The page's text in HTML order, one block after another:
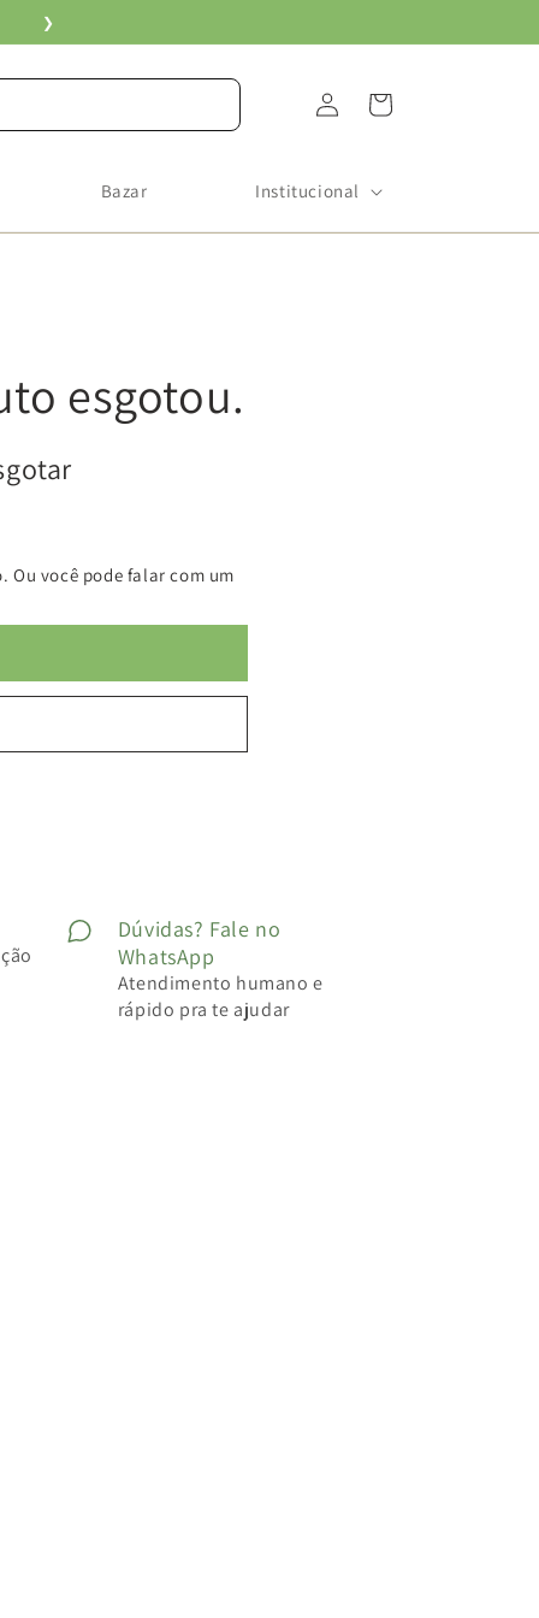
❯
Bazar Institucional
Fazer
login
Carrinho
esgotou.
Ou você pode falar com um
Dúvidas? Fale no
WhatsApp
Atendimento humano e
rápido pra te ajudar